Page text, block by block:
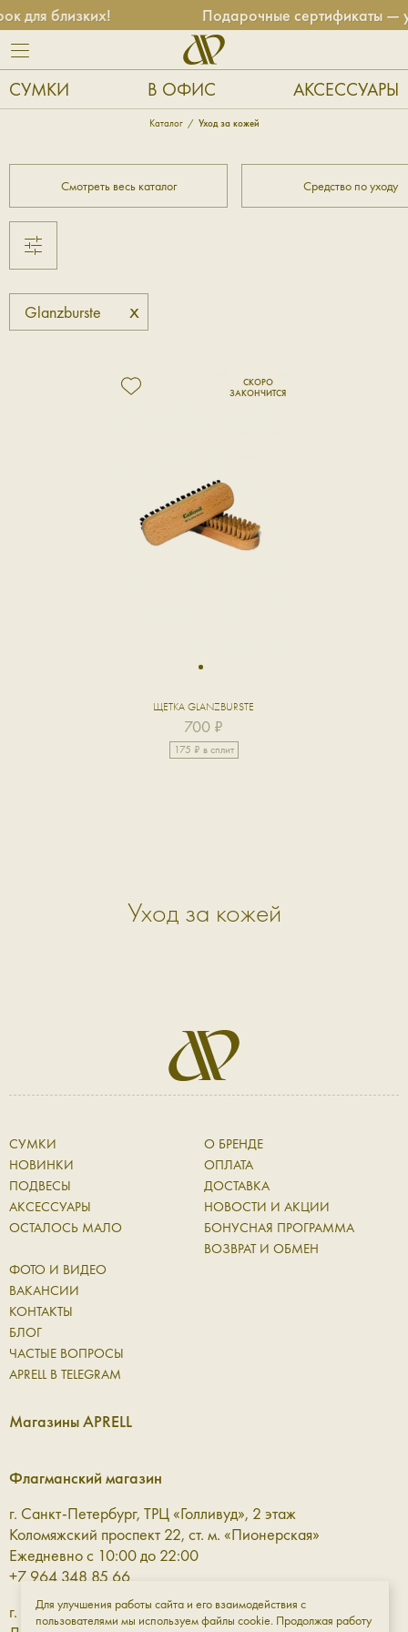
для близких! Подарочные сертификаты —
СУМКИ В ОФИС АКСЕССУАРЫ
Каталог Уход за кожей
Смотреть весь каталог Средство по уходу
Glanzburste x
1
ЩЕТКА GLANZBURSTE
700 ₽
175 ₽ в сплит
Уход за кожей
СУМКИ
НОВИНКИ
ПОДВЕСЫ
АКСЕССУАРЫ
ОСТАЛОСЬ МАЛО
О БРЕНДЕ
ОПЛАТА
ДОСТАВКА
НОВОСТИ И АКЦИИ
БОНУСНАЯ ПРОГРАММА
ВОЗВРАТ И ОБМЕН
ФОТО И ВИДЕО
ВАКАНСИИ
КОНТАКТЫ
БЛОГ
ЧАСТЫЕ ВОПРОСЫ
APRELL В TELEGRAM
Магазины APRELL
Флагманский магазин
г. Санкт-Петербург, ТРЦ «Голливуд», 2 этаж
Коломяжский проспект 22, ст. м. «Пионерская»
Ежедневно с 10:00 до 22:00
+7 964 348 85 66
г. Санкт-Петербург, ТРЦ «Галерея» 3 этаж
Для улучшения работы сайта и его взаимодействия с
пользователями мы используем файлы cookie. Продолжая работу